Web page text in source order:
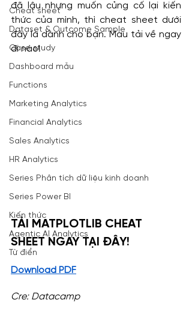
Cheat sheet
Dataset & Outcome Sample
Case study
Dashboard mẫu
Functions
Marketing Analytics
Financial Analytics
Sales Analytics
HR Analytics
Series Phân tích dữ liệu kinh doanh
Series Power BI
Kiến thức
Agentic AI Analytics
Từ điển
đã lâu nhưng muốn củng cố lại kiến
thức của mình, thì cheat sheet dưới
đây là dành cho bạn. Mau tải về ngay
đi nào!
TẢI MATPLOTLIB CHEAT
SHEET NGAY TẠI ĐÂY!
Download PDF
Cre: Datacamp